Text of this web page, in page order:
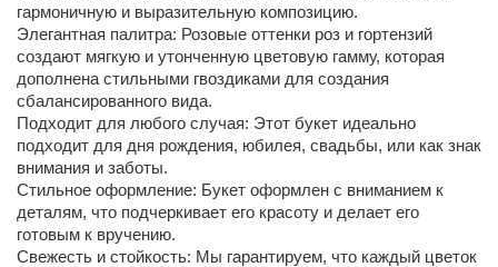
гармоничную и выразительную композицию.
Элегантная палитра: Розовые оттенки роз и гортензий
создают мягкую и утонченную цветовую гамму, которая
дополнена стильными гвоздиками для создания
сбалансированного вида.
Подходит для любого случая: Этот букет идеально
подходит для дня рождения, юбилея, свадьбы, или как знак
внимания и заботы.
Стильное оформление: Букет оформлен с вниманием к
деталям, что подчеркивает его красоту и делает его
готовым к вручению.
Свежесть и стойкость: Мы гарантируем, что каждый цветок